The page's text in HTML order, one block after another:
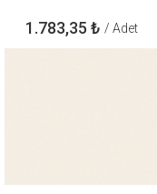
1.783,35 ₺ / Adet